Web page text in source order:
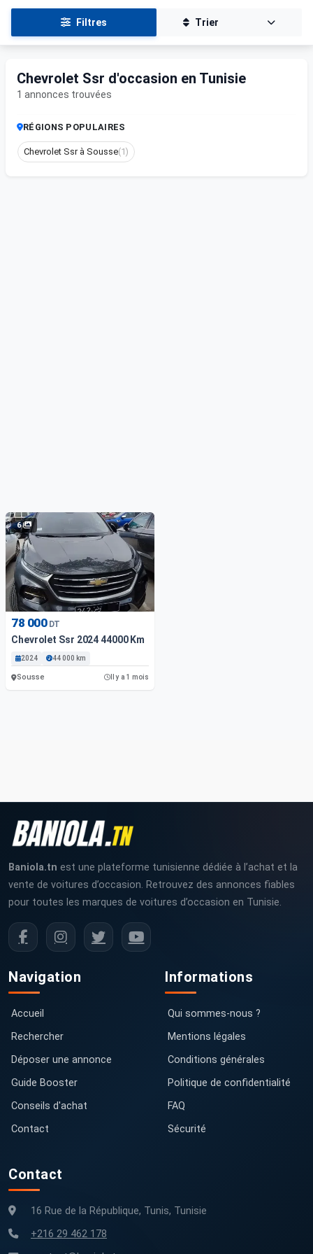
Filtres Trier
Chevrolet Ssr d'occasion en Tunisie
1 annonces trouvées
RÉGIONS POPULAIRES
Chevrolet Ssr à Sousse(1)
6
78 000 DT
Chevrolet Ssr 2024 44000 Km
2024 44 000 km
Sousse Il y a 1 mois
Baniola.tn est une plateforme tunisienne dédiée à l’achat et la
vente de voitures d’occasion. Retrouvez des annonces fiables
pour toutes les marques de voitures d’occasion en Tunisie.
Navigation
Accueil
Rechercher
Déposer une annonce
Guide Booster
Conseils d'achat
Contact
Informations
Qui sommes-nous ?
Mentions légales
Conditions générales
Politique de confidentialité
FAQ
Sécurité
Contact
16 Rue de la République, Tunis, Tunisie
+216 29 462 178